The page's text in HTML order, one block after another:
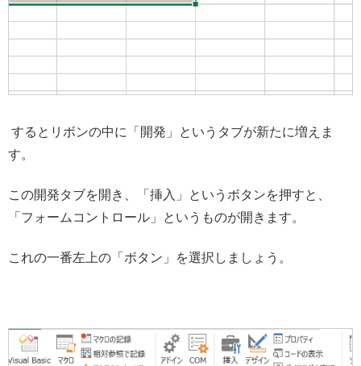
するとリボンの中に「開発」というタブが新たに増えま
す。
この開発タブを開き、「挿入」というボタンを押すと、
「フォームコントロール」というものが開きます。
これの一番左上の「ボタン」を選択しましょう。